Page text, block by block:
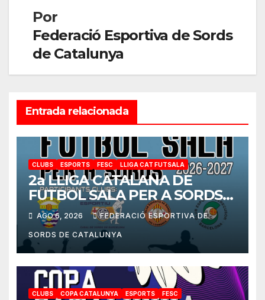
Por
Federació Esportiva de Sords
de Catalunya
Entrada relacionada
CLUBS ESPORTS FESC LLIGA CAT FUTSALA
2a LLIGA CATALANA DE
FUTBOL SALA PER A SORDS
2026-2027
AGO 6, 2026 FEDERACIÓ ESPORTIVA DE
SORDS DE CATALUNYA
CLUBS COPA CATALUNYA ESPORTS FESC